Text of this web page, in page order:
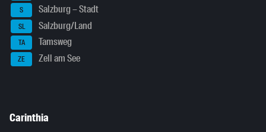
S Salzburg – Stadt
SL Salzburg/Land
TA Tamsweg
ZE Zell am See
Carinthia